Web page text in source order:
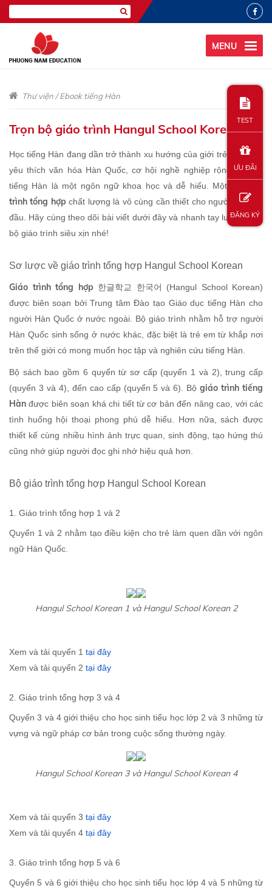
MENU
Thư viện/Ebook tiếng Hàn
Trọn bộ giáo trình Hangul School Korean
Học tiếng Hàn đang dần trở thành xu hướng của giới trẻ bởi niềm
yêu thích văn hóa Hàn Quốc, cơ hội nghề nghiệp rộng mở, và
tiếng Hàn là một ngôn ngữ khoa học và dễ hiểu. Một bộ
trình tổng hợp chất lượng là vô cùng cần thiết cho người mới bắt
đầu. Hãy cùng theo dõi bài viết dưới đây và nhanh tay lưu lại trọn
bộ giáo trình siêu xịn nhé!
Sơ lược về giáo trình tổng hợp Hangul School Korean
Giáo trình tổng hợp 한글학교 한국어 (Hangul School Korean)
được biên soạn bởi Trung tâm Đào tạo Giáo dục tiếng Hàn cho
người Hàn Quốc ở nước ngoài. Bộ giáo trình nhằm hỗ trợ người
Hàn Quốc sinh sống ở nước khác, đặc biệt là trẻ em từ khắp nơi
trên thế giới có mong muốn học tập và nghiên cứu tiếng Hàn.
Bộ sách bao gồm 6 quyển từ sơ cấp (quyển 1 và 2), trung cấp
(quyển 3 và 4), đến cao cấp (quyển 5 và 6).
Bộgiáo trình tiếng
Hàn được biên soạn khá chi tiết từ cơ bản đến nâng cao, với các
tình huống hội thoại phong phú dễ hiểu. Hơn nữa, sách được
thiết kế cùng nhiều hình ảnh trực quan, sinh động, tạo hứng thú
cũng nhớ giúp người đọc ghi nhớ hiệu quả hơn.
Bộ giáo trình tổng hợp Hangul School Korean
1. Giáo trình tổng hợp 1 và 2
Quyển 1 và 2 nhằm tạo điều kiện cho trẻ làm quen dần với ngôn
ngữ Hàn Quốc.
Hangul School Korean 1 và Hangul School Korean 2
Xem và tải quyển 1 tại đây
Xem và tải quyển 2 tại đây
2. Giáo trình tổng hợp 3 và 4
Quyển 3 và 4 giới thiệu cho học sinh tiểu học lớp 2 và 3 những từ
vựng và ngữ pháp cơ bản trong cuộc sống thường ngày.
Hangul School Korean 3 và Hangul School Korean 4
Xem và tải quyển 3 tại đây
Xem và tải quyển 4 tại đây
3. Giáo trình tổng hợp 5 và 6
Quyển 5 và 6 giới thiệu cho học sinh tiểu học lớp 4 và 5 những từ
TEST
ƯU ĐÃI
ĐĂNG KÝ